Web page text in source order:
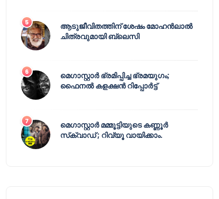
ആടുജീവിതത്തിന് ശേഷം മോഹൻലാൽ
ചിത്രവുമായി ബ്ലെസി
മെഗാസ്റ്റാർ ഭ്രമിപ്പിച്ച ഭ്രമയുഗം;
ഫൈനൽ കളക്ഷൻ റിപ്പോർട്ട്
മെഗാസ്റ്റാർ മമ്മൂട്ടിയുടെ കണ്ണൂർ
സ്‌ക്വാഡ് ; റിവ്യൂ വായിക്കാം.